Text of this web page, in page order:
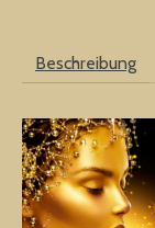
Beschreibung